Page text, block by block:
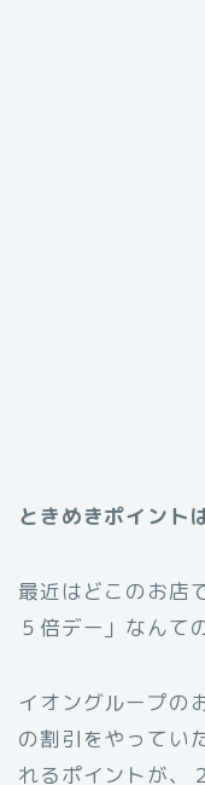
ときめきポイント
最近はどこのお店
５倍デー」なんて
イオングループの
の割引をやってい
れるポイントが、